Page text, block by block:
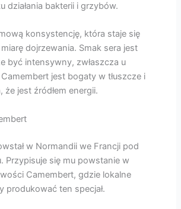
działania bakterii i grzybów.
konsystencję, która staje się
dojrzewania. Smak sera jest
być intensywny, zwłaszcza u
jest bogaty w tłuszcze i
że jest źródłem energii.
w Normandii we Francji pod
Przypisuje się mu powstanie w
Camembert, gdzie lokalne
produkować ten specjał.